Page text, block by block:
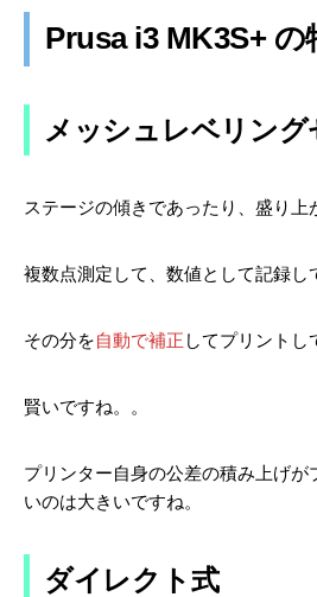
Prusa i3 MK3S+ の
メッシュレベリング
ステージの傾きであったり、盛り上
複数点測定して、数値として記録し
その分を自動で補正 してプリントし
賢いですね。。
プリンター自身の公差の積み上げが
いのは大きいですね。
ダイレクト式